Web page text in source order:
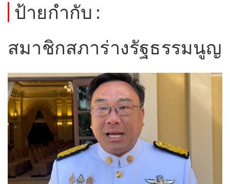
ป้ายกำกับ :
สมาชิกสภาร่างรัฐธรรมนูญ